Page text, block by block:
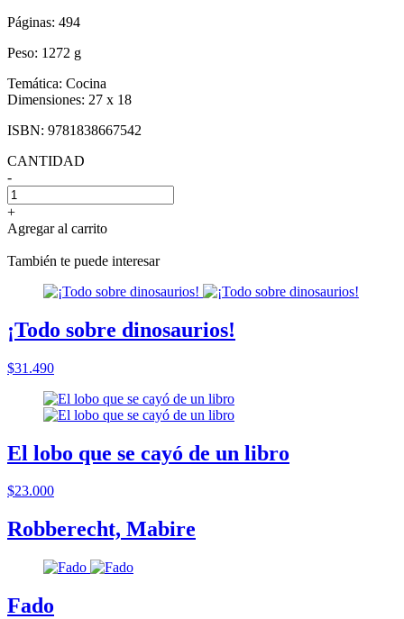
Páginas: 494
Peso: 1272 g
Temática: Cocina
Dimensiones: 27 x 18
ISBN: 9781838667542
CANTIDAD
-
+
Agregar al carrito
También te puede interesar
¡Todo sobre dinosaurios!
$31.490
El lobo que se cayó de un libro
$23.000
Robberecht, Mabire
Fado